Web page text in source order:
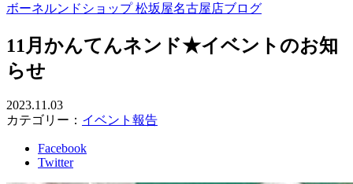
ボーネルンドショップ 松坂屋名古屋店ブログ
11月かんてんネンド★イベントのお知
らせ
2023.11.03
カテゴリー： イベント報告
Facebook
Twitter